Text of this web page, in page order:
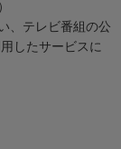
、テレビ番組の公
したサービスに